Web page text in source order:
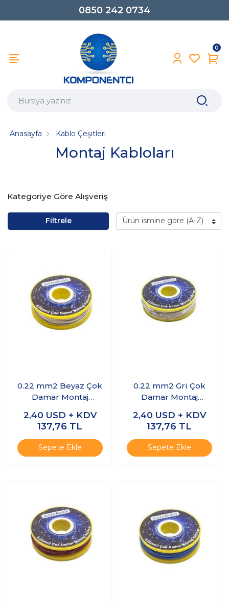
0850 242 0734
0
Montaj Kabloları
Anasayfa Kablo Çeşitleri
Kategoriye Göre Alışveriş
Filtrele
0.22 mm2 Beyaz Çok
Damar Montaj
2,40 USD + KDV
137,76 TL
Sepete Ekle
0.22 mm2 Gri Çok
Damar Montaj
2,40 USD + KDV
137,76 TL
Sepete Ekle